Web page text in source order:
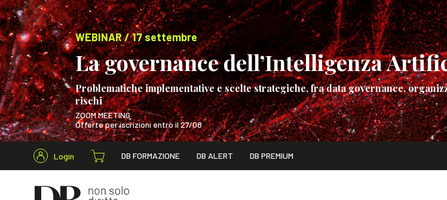
WEBINAR / 17 settembre
La governance dell’Intelligenza
Problematiche implementative e scelte strategiche, fra data governance,
rischi
ZOOM MEETING
Offerte per iscrizioni entro il 27/08
WEBINAR / 17 settembre
Login DB FORMAZIONE DB ALERT DB PREMIUM
Cerca nel sito